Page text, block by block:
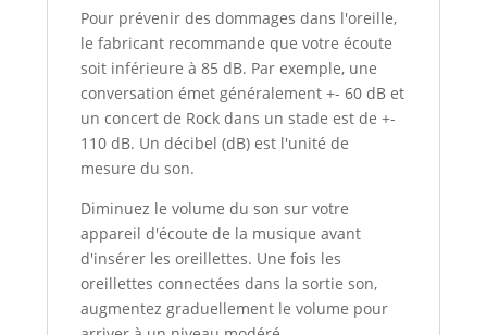
Pour prévenir des dommages dans l'oreille,
le fabricant recommande que votre écoute
soit inférieure à 85 dB. Par exemple, une
conversation émet généralement +- 60 dB et
un concert de Rock dans un stade est de +-
110 dB. Un décibel (dB) est l'unité de
mesure du son.
Diminuez le volume du son sur votre
appareil d'écoute de la musique avant
d'insérer les oreillettes. Une fois les
oreillettes connectées dans la sortie son,
augmentez graduellement le volume pour